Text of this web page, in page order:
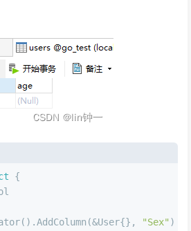
{
"Sex" )